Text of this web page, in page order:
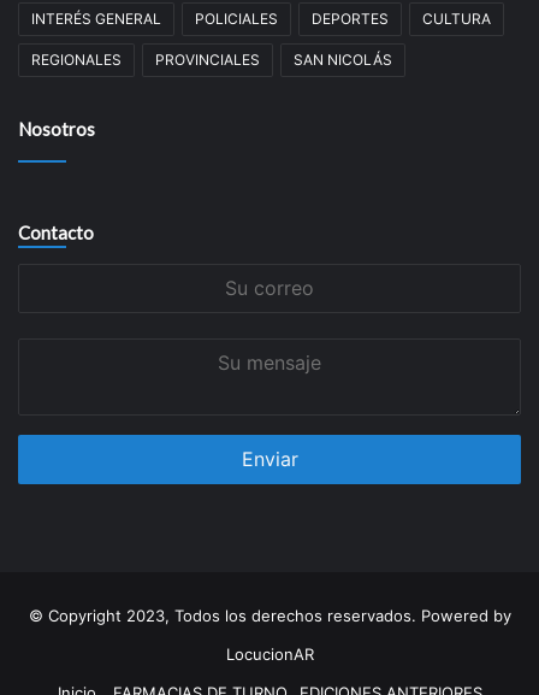
INTERÉS GENERAL POLICIALES DEPORTES CULTURA
REGIONALES PROVINCIALES SAN NICOLÁS
Nosotros
Contacto
© Copyright 2023, Todos los derechos reservados. Powered by
LocucionAR